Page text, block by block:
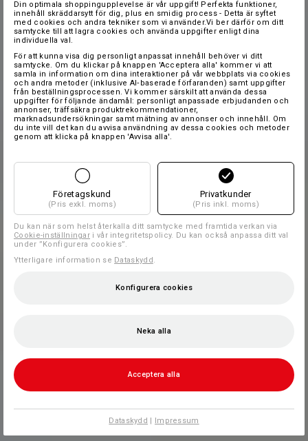
Din optimala shoppingupplevelse är vår uppgift! Perfekta funktioner,
innehåll skräddarsytt för dig, plus en smidig process - Detta är syftet
med cookies och andra tekniker som vi använder.Vi ber därför om ditt
samtycke till att lagra cookies och använda uppgifter enligt dina
individuella val.
För att kunna visa dig personligt anpassat innehåll behöver vi ditt
samtycke. Om du klickar på knappen 'Acceptera alla' kommer vi att
samla in information om dina interaktioner på vår webbplats via cookies
och andra metoder (inklusive AI‑baserade förfaranden) samt uppgifter
från beställningsprocessen. Vi kommer särskilt att använda dessa
uppgifter för följande ändamål: personligt anpassade erbjudanden och
annonser, träffsäkra produktrekommendationer,
marknadsundersökningar samt mätning av annonser och innehåll. Om
du inte vill det kan du avvisa användning av dessa cookies och metoder
genom att klicka på knappen 'Avvisa alla'.
Företagskund
(Pris exkl. moms)
Privatkunder
(Pris inkl. moms)
Du kan när som helst återkalla ditt samtycke med framtida verkan via
Cookie-inställningar i vår integritetspolicy. Du kan också anpassa ditt val
under ”Konfigurera cookies”.
Ytterligare information se Dataskydd.
Konfigurera cookies
Neka alla
Acceptera alla
Dataskydd | Impressum